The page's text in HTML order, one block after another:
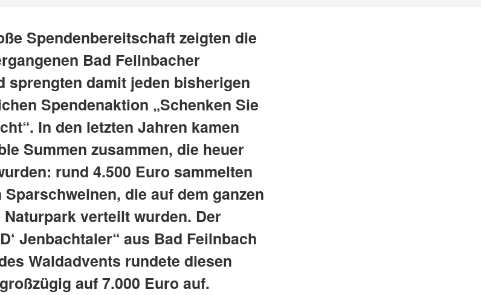
Spendenbereitschaft zeigten die
Bad Feilnbacher
sprengten damit jeden bisherigen
Spendenaktion „Schenken Sie
In den letzten Jahren kamen
Summen zusammen, die heuer
rund 4.500 Euro sammelten
die auf dem ganzen
verteilt wurden. Der
Jenbachtaler“ aus Bad Feilnbach
Waldadvents rundete diesen
auf 7.000 Euro auf.